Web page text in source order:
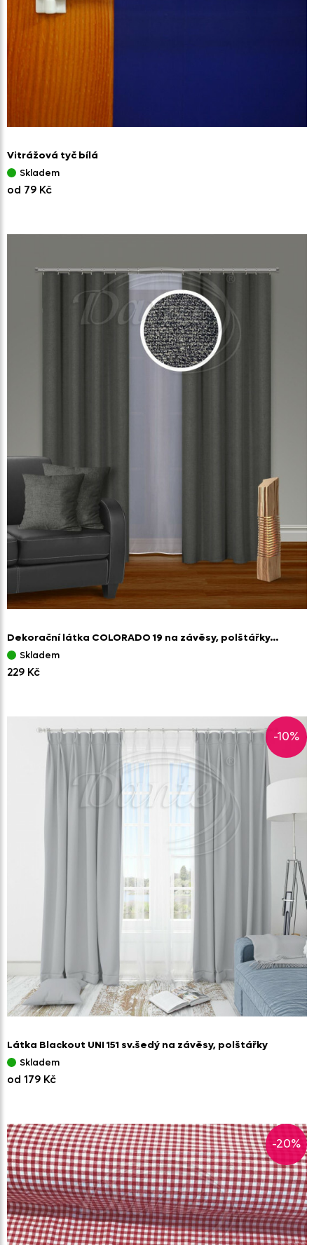
Vitrážová tyč bílá
Skladem
od 79 Kč
Dekorační látka COLORADO 19 na závěsy, polštářky…
Skladem
229 Kč
-10%
Látka Blackout UNI 151 sv.šedý na závěsy, polštářky
Skladem
od 179 Kč
-20%